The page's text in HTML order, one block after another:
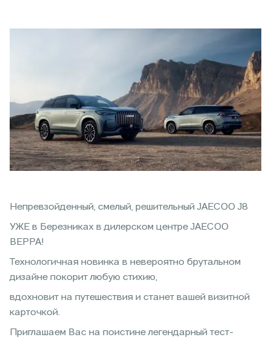
Непревзойденный, смелый, решительный JAECOO J8
УЖЕ в Березниках в дилерском центре JAECOO
ВЕРРА!
Технологичная новинка в невероятно брутальном
дизайне покорит любую стихию,
вдохновит на путешествия и станет вашей визитной
карточкой.
Приглашаем Вас на поистине легендарный тест-